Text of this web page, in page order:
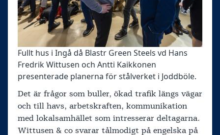
Fullt hus i Ingå då Blastr Green Steels vd Hans
Fredrik Wittusen och Antti Kaikkonen
presenterade planerna för stålverket i Joddböle.
Det är frågor som buller, ökad trafik längs vägar
och till havs, arbetskraften, kommunikation
med lokalsamhället som intresserar deltagarna.
Wittusen & co svarar tålmodigt på engelska på